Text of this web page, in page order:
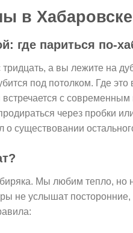
в
где париться по-
а вы лежите на
под потолком. Где
встречается с
через пробки
о существовании
Мы любим тепло,
не услышат посторонние,